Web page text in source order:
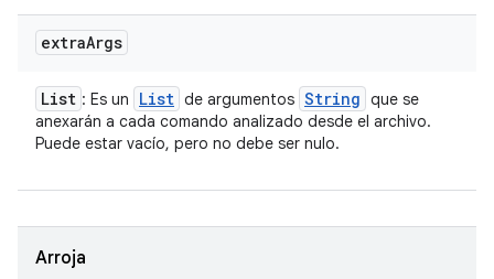
extraArgs
List : Es un List de argumentos String que se
anexarán a cada comando analizado desde el archivo.
Puede estar vacío, pero no debe ser nulo.
Arroja